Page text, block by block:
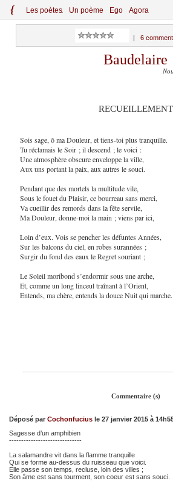
{ Les poètes Un poème Ego Agora
6
Baudelaire
RECUEILLEMENT
Sois sage, ô ma Douleur, et tiens-toi plus tranquille.
Tu réclamais le Soir ; il descend ; le voici :
Une atmosphère obscure enveloppe la ville,
Aux uns portant la paix, aux autres le souci.
Pendant que des mortels la multitude vile,
Sous le fouet du Plaisir, ce bourreau sans merci,
Va cueillir des remords dans la fête servile,
Ma Douleur, donne-moi la main ; viens par ici,
Loin d’eux. Vois se pencher les défuntes Années,
Sur les balcons du ciel, en robes surannées ;
Surgir du fond des eaux le Regret souriant ;
Le Soleil moribond s’endormir sous une arche,
Et, comme un long linceul traînant à l’Orient,
Entends, ma chère, entends la douce Nuit qui marche.
Commentaire (s)
Déposé par Cochonfucius le 27 janvier 2015 à
Sagesse d’un amphibien
------------------------------
La salamandre vit dans la flamme tranquille
Qui se forme au-dessus du ruisseau que voici.
Elle passe son temps, recluse, loin des villes ;
Son âme est sans tourment, son coeur est sans souci.